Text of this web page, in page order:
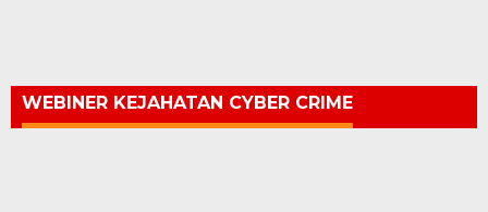
WEBINER KEJAHATAN CYBER CRIME